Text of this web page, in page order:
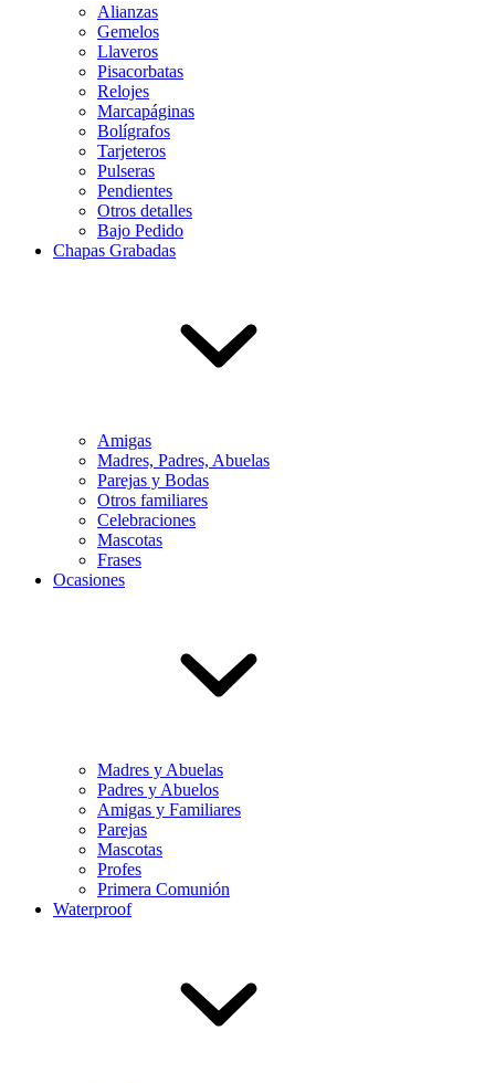
Alianzas
Gemelos
Llaveros
Pisacorbatas
Relojes
Marcapáginas
Bolígrafos
Tarjeteros
Pulseras
Pendientes
Otros detalles
Bajo Pedido
Chapas Grabadas
Amigas
Madres, Padres, Abuelas
Parejas y Bodas
Otros familiares
Celebraciones
Mascotas
Frases
Ocasiones
Madres y Abuelas
Padres y Abuelos
Amigas y Familiares
Parejas
Mascotas
Profes
Primera Comunión
Waterproof